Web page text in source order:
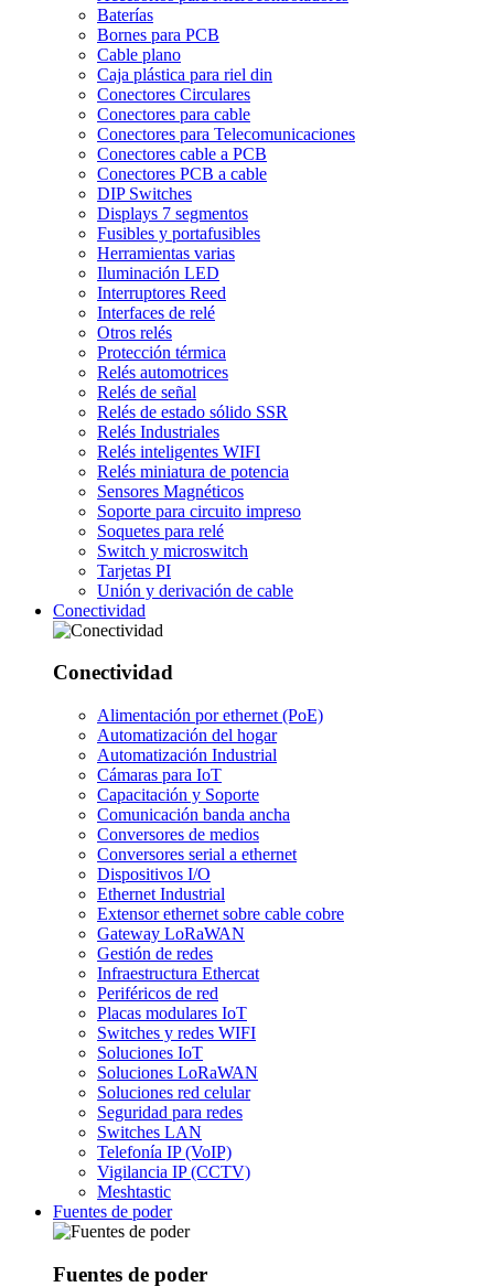
Baterías
Bornes para PCB
Cable plano
Caja plástica para riel din
Conectores Circulares
Conectores para cable
Conectores para Telecomunicaciones
Conectores cable a PCB
Conectores PCB a cable
DIP Switches
Displays 7 segmentos
Fusibles y portafusibles
Herramientas varias
Iluminación LED
Interruptores Reed
Interfaces de relé
Otros relés
Protección térmica
Relés automotrices
Relés de señal
Relés de estado sólido SSR
Relés Industriales
Relés inteligentes WIFI
Relés miniatura de potencia
Sensores Magnéticos
Soporte para circuito impreso
Soquetes para relé
Switch y microswitch
Tarjetas PI
Unión y derivación de cable
Conectividad
Conectividad
Alimentación por ethernet (PoE)
Automatización del hogar
Automatización Industrial
Cámaras para IoT
Capacitación y Soporte
Comunicación banda ancha
Conversores de medios
Conversores serial a ethernet
Dispositivos I/O
Ethernet Industrial
Extensor ethernet sobre cable cobre
Gateway LoRaWAN
Gestión de redes
Infraestructura Ethercat
Periféricos de red
Placas modulares IoT
Switches y redes WIFI
Soluciones IoT
Soluciones LoRaWAN
Soluciones red celular
Seguridad para redes
Switches LAN
Telefonía IP (VoIP)
Vigilancia IP (CCTV)
Meshtastic
Fuentes de poder
Fuentes de poder